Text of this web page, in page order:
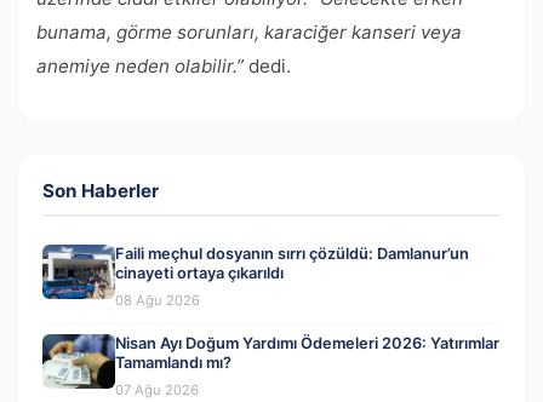
bunama, görme sorunları, karaciğer kanseri veya
anemiye neden olabilir.” dedi.
Son Haberler
Faili meçhul dosyanın sırrı çözüldü: Damlanur’un
cinayeti ortaya çıkarıldı
08 Ağu 2026
Nisan Ayı Doğum Yardımı Ödemeleri 2026: Yatırımlar
Tamamlandı mı?
07 Ağu 2026